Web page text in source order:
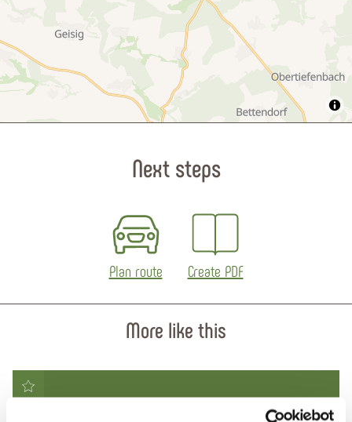
Next steps
Plan route Create PDF
More like this